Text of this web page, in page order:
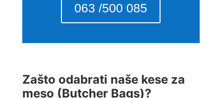
063 /500 085
Zašto odabrati naše kese za
meso (Butcher Bags)?